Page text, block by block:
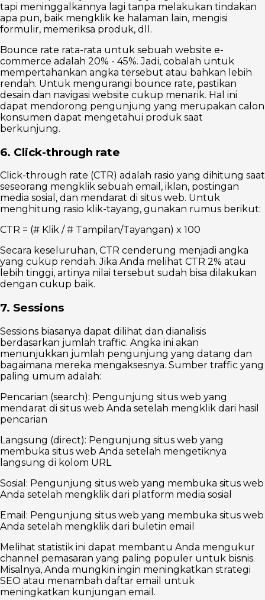
tapi meninggalkannya lagi tanpa melakukan tindakan
apa pun, baik mengklik ke halaman lain, mengisi
formulir, memeriksa produk, dll.
Bounce rate rata-rata untuk sebuah website e-
commerce adalah 20% - 45%. Jadi, cobalah untuk
mempertahankan angka tersebut atau bahkan lebih
rendah. Untuk mengurangi bounce rate, pastikan
desain dan navigasi website cukup menarik. Hal ini
dapat mendorong pengunjung yang merupakan calon
konsumen dapat mengetahui produk saat
berkunjung.
6. Click-through rate
Click-through rate (CTR) adalah rasio yang dihitung saat
seseorang mengklik sebuah email, iklan, postingan
media sosial, dan mendarat di situs web. Untuk
menghitung rasio klik-tayang, gunakan rumus berikut:
CTR = (# Klik / # Tampilan/Tayangan) x 100
Secara keseluruhan, CTR cenderung menjadi angka
yang cukup rendah. Jika Anda melihat CTR 2% atau
lebih tinggi, artinya nilai tersebut sudah bisa dilakukan
dengan cukup baik.
7. Sessions
Sessions biasanya dapat dilihat dan dianalisis
berdasarkan jumlah traffic. Angka ini akan
menunjukkan jumlah pengunjung yang datang dan
bagaimana mereka mengaksesnya. Sumber traffic yang
paling umum adalah:
Pencarian (search): Pengunjung situs web yang
mendarat di situs web Anda setelah mengklik dari hasil
pencarian
Langsung (direct): Pengunjung situs web yang
membuka situs web Anda setelah mengetiknya
langsung di kolom URL
Sosial: Pengunjung situs web yang membuka situs web
Anda setelah mengklik dari platform media sosial
Email: Pengunjung situs web yang membuka situs web
Anda setelah mengklik dari buletin email
Melihat statistik ini dapat membantu Anda mengukur
channel pemasaran yang paling populer untuk bisnis.
Misalnya, Anda mungkin ingin meningkatkan strategi
SEO atau menambah daftar email untuk
meningkatkan kunjungan email.